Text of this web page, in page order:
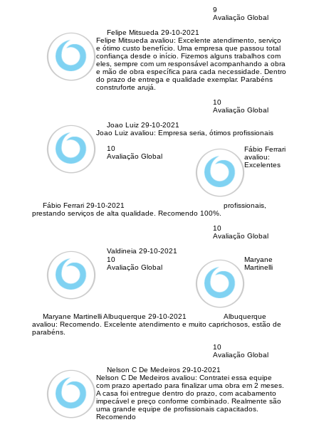
9
Avaliação Global
Felipe Mitsueda 29-10-2021
Felipe Mitsueda avaliou: Excelente atendimento, serviço
e ótimo custo benefício. Uma empresa que passou total
confiança desde o início. Fizemos alguns trabalhos com
eles, sempre com um responsável acompanhando a obra
e mão de obra específica para cada necessidade. Dentro
do prazo de entrega e qualidade exemplar. Parabéns
construforte arujá.
10
Avaliação Global
Joao Luiz 29-10-2021
Joao Luiz avaliou: Empresa seria, ótimos profissionais
10
Avaliação Global
Fábio Ferrari 29-10-2021
Fábio Ferrari
avaliou:
Excelentes
profissionais,
prestando serviços de alta qualidade. Recomendo 100%.
10
Avaliação Global
Valdineia 29-10-2021
10
Avaliação Global
Maryane Martinelli Albuquerque 29-10-2021
Maryane
Martinelli
Albuquerque
avaliou: Recomendo. Excelente atendimento e muito caprichosos, estão de
parabéns.
10
Avaliação Global
Nelson C De Medeiros 29-10-2021
Nelson C De Medeiros avaliou: Contratei essa equipe
com prazo apertado para finalizar uma obra em 2 meses.
A casa foi entregue dentro do prazo, com acabamento
impecável e preço conforme combinado. Realmente são
uma grande equipe de profissionais capacitados.
Recomendo